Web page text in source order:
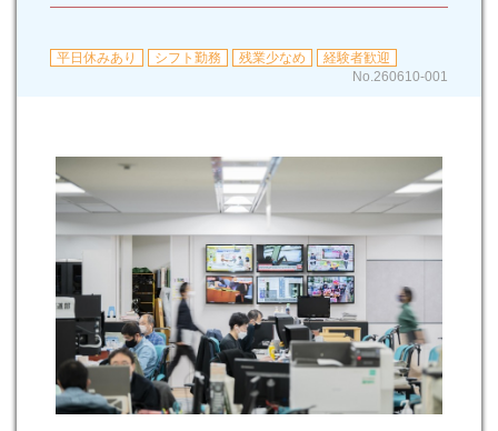
平日休みあり シフト勤務 残業少なめ
経験者歓迎
No.260610-001